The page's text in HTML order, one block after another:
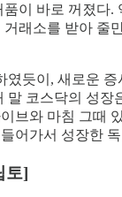
이 바로 꺼졌다.
래소를 받아 줄
였듯이, 새로운 증
말 코스닥의 성장
브와 마침 그때
어가서 성장한
토]